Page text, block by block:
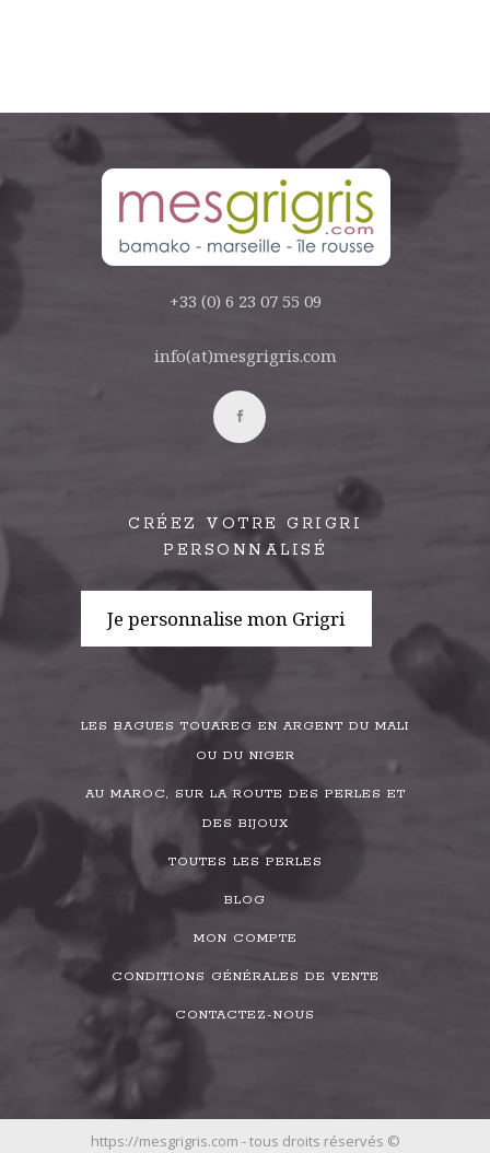
+33 (0) 6 23 07 55 09
info(at)mesgrigris.com
CRÉEZ VOTRE GRIGRI
PERSONNALISÉ
Je personnalise mon Grigri
LES BAGUES TOUAREG EN ARGENT DU MALI
OU DU NIGER
AU MAROC, SUR LA ROUTE DES PERLES ET
DES BIJOUX
TOUTES LES PERLES
BLOG
MON COMPTE
CONDITIONS GÉNÉRALES DE VENTE
CONTACTEZ-NOUS
https://mesgrigris.com - tous droits réservés ©